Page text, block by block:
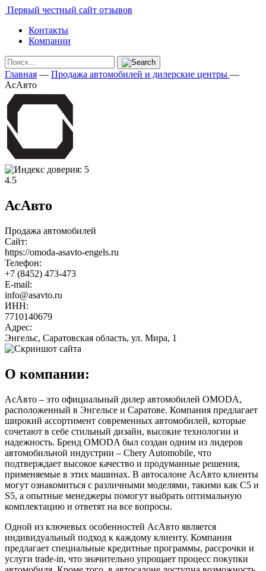
Первый честный сайт отзывов
Контакты
Компании
Главная — Продажа автомобилей и дилерские центры —
АсАвто
4.5
АсАвто
Продажа автомобилей
Сайт:
https://omoda-asavto-engels.ru
Телефон:
+7 (8452) 473-473
E-mail:
info@asavto.ru
ИНН:
7710140679
Адрес:
Энгельс, Саратовская область, ул. Мира, 1
О компании:
АсАвто – это официальный дилер автомобилей OMODA,
расположенный в Энгельсе и Саратове. Компания предлагает
широкий ассортимент современных автомобилей, которые
сочетают в себе стильный дизайн, высокие технологии и
надежность. Бренд OMODA был создан одним из лидеров
автомобильной индустрии – Chery Automobile, что
подтверждает высокое качество и продуманные решения,
применяемые в этих машинах. В автосалоне АсАвто клиенты
могут ознакомиться с различными моделями, такими как C5 и
S5, а опытные менеджеры помогут выбрать оптимальную
комплектацию и ответят на все вопросы.
Одной из ключевых особенностей АсАвто является
индивидуальный подход к каждому клиенту. Компания
предлагает специальные кредитные программы, рассрочки и
услуги trade-in, что значительно упрощает процесс покупки